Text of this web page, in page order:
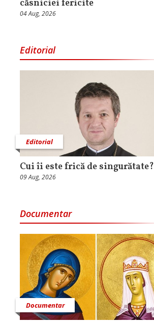
căsniciei fericite
04 Aug, 2026
Editorial
Editorial
Cui îi este frică de singurătate?
09 Aug, 2026
Documentar
Documentar